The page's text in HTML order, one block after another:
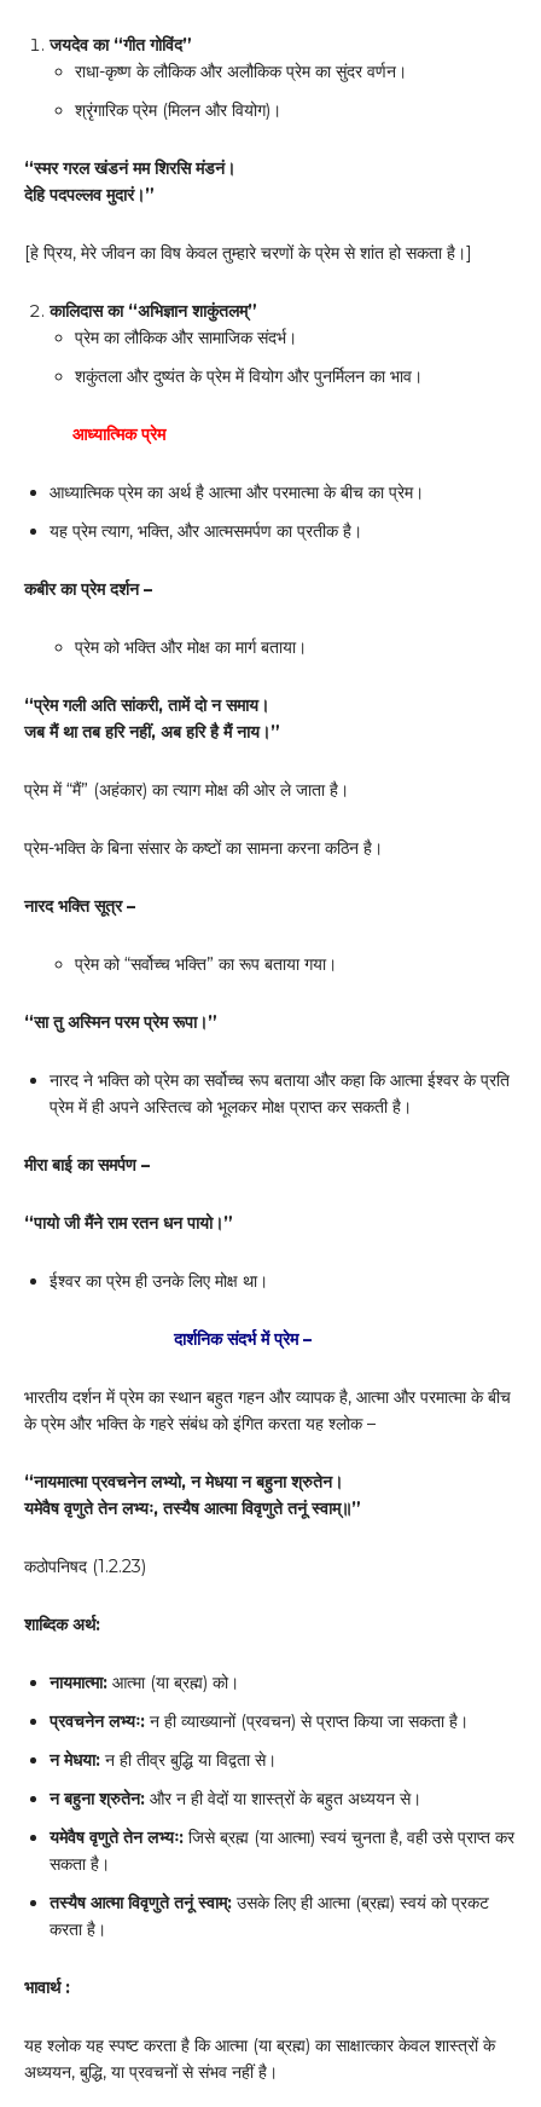
जयदेव का “गीत गोविंद”
राधा-कृष्ण के लौकिक और अलौकिक प्रेम का सुंदर वर्णन।
श्रृंगारिक प्रेम (मिलन और वियोग)।
“स्मर गरल खंडनं मम शिरसि मंडनं।
देहि पदपल्लव मुदारं।”
[हे प्रिय, मेरे जीवन का विष केवल तुम्हारे चरणों के प्रेम से शांत हो सकता है।]
कालिदास का “अभिज्ञान शाकुंतलम्”
प्रेम का लौकिक और सामाजिक संदर्भ।
शकुंतला और दुष्यंत के प्रेम में वियोग और पुनर्मिलन का भाव।
आध्यात्मिक प्रेम
आध्यात्मिक प्रेम का अर्थ है आत्मा और परमात्मा के बीच का प्रेम।
यह प्रेम त्याग, भक्ति, और आत्मसमर्पण का प्रतीक है।
कबीर का प्रेम दर्शन –
प्रेम को भक्ति और मोक्ष का मार्ग बताया।
“प्रेम गली अति सांकरी,तामें दो न समाय।
जब मैं था तब हरि नहीं, अब हरि है मैं नाय।”
प्रेम में “मैं” (अहंकार) का त्याग मोक्ष की ओर ले जाता है।
प्रेम-भक्ति के बिना संसार के कष्टों का सामना करना कठिन है।
नारद भक्ति सूत्र –
प्रेम को “सर्वोच्च भक्ति” का रूप बताया गया।
“सा तु अस्मिन परम प्रेम रूपा।”
नारद ने भक्ति को प्रेम का सर्वोच्च रूप बताया और कहा कि आत्मा ईश्वर के प्रति
प्रेम में ही अपने अस्तित्व को भूलकर मोक्ष प्राप्त कर सकती है।
मीरा बाई का समर्पण –
“पायो जी मैंने राम रतन धन पायो।”
ईश्वर का प्रेम ही उनके लिए मोक्ष था।
दार्शनिकसंदर्भ में प्रेम –
भारतीय दर्शन में प्रेम का स्थान बहुत गहन और व्यापक है, आत्मा और परमात्मा के बीच
के प्रेम और भक्ति के गहरे संबंध को इंगित करता यह श्लोक –
“नायमात्मा प्रवचनेन लभ्यो,न मेधया न बहुना श्रुतेन।
यमेवैष वृणुते तेन लभ्यः,तस्यैष आत्मा विवृणुते तनूं स्वाम्॥”
कठोपनिषद (1.2.23)
शाब्दिक अर्थ:
नायमात्मा: आत्मा (या ब्रह्म) को।
प्रवचनेन लभ्यः: न ही व्याख्यानों (प्रवचन) से प्राप्त किया जा सकता है।
न मेधया: न ही तीव्र बुद्धि या विद्वता से।
न बहुना श्रुतेन: और न ही वेदों या शास्त्रों के बहुत अध्ययन से।
यमेवैष वृणुते तेन लभ्यः: जिसे ब्रह्म (या आत्मा) स्वयं चुनता है, वही उसे प्राप्त कर
सकता है।
तस्यैष आत्मा विवृणुते तनूं स्वाम्: उसके लिए ही आत्मा (ब्रह्म) स्वयं को प्रकट
करता है।
भावार्थ :
यह श्लोक यह स्पष्ट करता है कि आत्मा (या ब्रह्म) का साक्षात्कार केवल शास्त्रों के
अध्ययन, बुद्धि, या प्रवचनों से संभव नहीं है।